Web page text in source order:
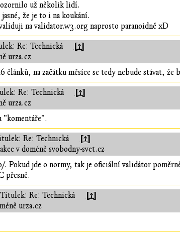
už několik lidí.
že je to i na koukání.
na validator.w3.org naprosto paranoidně xD
Re: Technická [↑]
urza.cz
na začátku měsíce se tedy nebude stávat, že
Re: Technická [↑]
urza.cz
"komentáře".
Re: Technická [↑]
v doméně svobodny-svet.cz
. Pokud jde o normy, tak je oficiální validátor
přesně.
Titulek: Re: Technická [↑]
urza.cz